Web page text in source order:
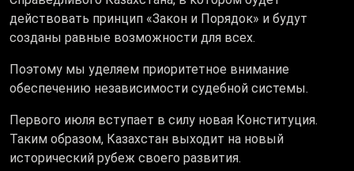
действовать принцип «Закон и Порядок» и будут
созданы равные возможности для всех.
Поэтому мы уделяем приоритетное внимание
обеспечению независимости судебной системы.
Первого июля вступает в силу новая Конституция.
Таким образом, Казахстан выходит на новый
исторический рубеж своего развития.